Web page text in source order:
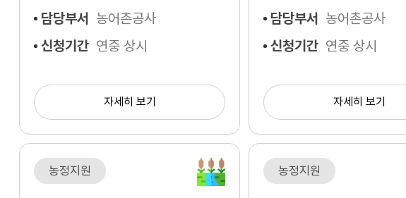
담당부서 농어촌공사
신청기간 연중 상시
자세히 보기
담당부서 농어촌공사
신청기간 연중 상시
자세히 보기
농정지원 농정지원